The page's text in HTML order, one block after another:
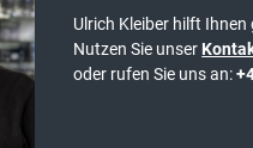
Ulrich Kleiber hilft Ihnen
Nutzen Sie unser
oder rufen Sie uns an: